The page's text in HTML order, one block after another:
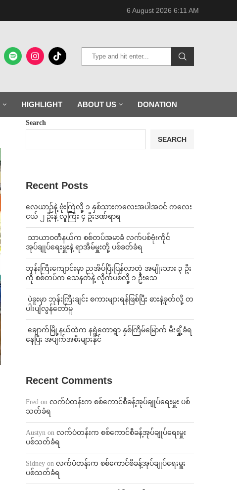
6 August 2026 6:11 AM
HIGHLIGHT ABOUT US DONATION
Search
SEARCH
Recent Posts
⁨လေယာဉ်နဲ့ ဗုံးကြဲလို့ ၁ နှစ်သားကလေးအပါအဝင် ကလေး
ငယ် ၂ ဦးနဲ့ လူကြီး ၄ ဦးဒဏ်ရာရ
⁩ ⁨သာယာဝတီနယ်က စစ်တပ်အမာခံ လက်ပစ်ဗုံးကိုင်
အုပ်ချုပ်ရေးမှူးနဲ့ ရာအိမ်မှူးတို့ ပစ်ခတ်ခံရ
ဘုန်းကြီးကျောင်းမှာ ညအိပ်ပြီးပြန်လာတဲ့ အမျိုးသား ၃ ဦး
ကို စစ်တပ်က သေနတ်နဲ့ လိုက်ပစ်လို့ ၁ ဦးသေ
⁩ ⁨ပဲခူးမှာ ဘုန်းကြီးချင်း စကားများရန်ဖြစ်ပြီး ဓားနဲ့ခုတ်လို့ တ
ပါးပျံလွန်တော်မူ
⁩ ⁨ချောက်မြို့နယ်ထဲက နရွဲတောရွာ နှစ်ကြိမ်မြောက် မီးရှို့ခံရ
နေပြီး အပျက်အစီးများနိုင်
Recent Comments
Fred on လက်ပံတန်းက စစ်ကောင်စီခန့်အုပ်ချုပ်ရေးမှူး ပစ်
သတ်ခံရ
Austyn on လက်ပံတန်းက စစ်ကောင်စီခန့်အုပ်ချုပ်ရေးမှူး
ပစ်သတ်ခံရ
Sidney on လက်ပံတန်းက စစ်ကောင်စီခန့်အုပ်ချုပ်ရေးမှူး
ပစ်သတ်ခံရ